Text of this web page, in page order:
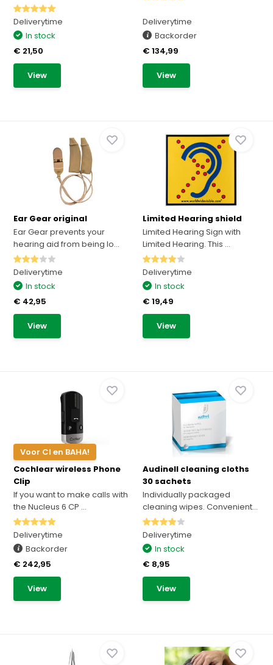
Deliverytime
In stock
€ 21,50
View
Deliverytime
Backorder
€ 134,99
View
Ear Gear original
Ear Gear prevents your
hearing aid from being lo...
Deliverytime
In stock
€ 42,95
View
Limited Hearing shield
Limited Hearing Sign with
Limited Hearing. This ...
Deliverytime
In stock
€ 19,49
View
Voor CI en BAHA!
Cochlear wireless Phone
Clip
If you want to make calls with
the Nucleus 6 CP ...
Deliverytime
Backorder
€ 242,95
View
Audinell cleaning cloths
30 sachets
Individually packaged
cleaning wipes. Convenient...
Deliverytime
In stock
€ 8,95
View